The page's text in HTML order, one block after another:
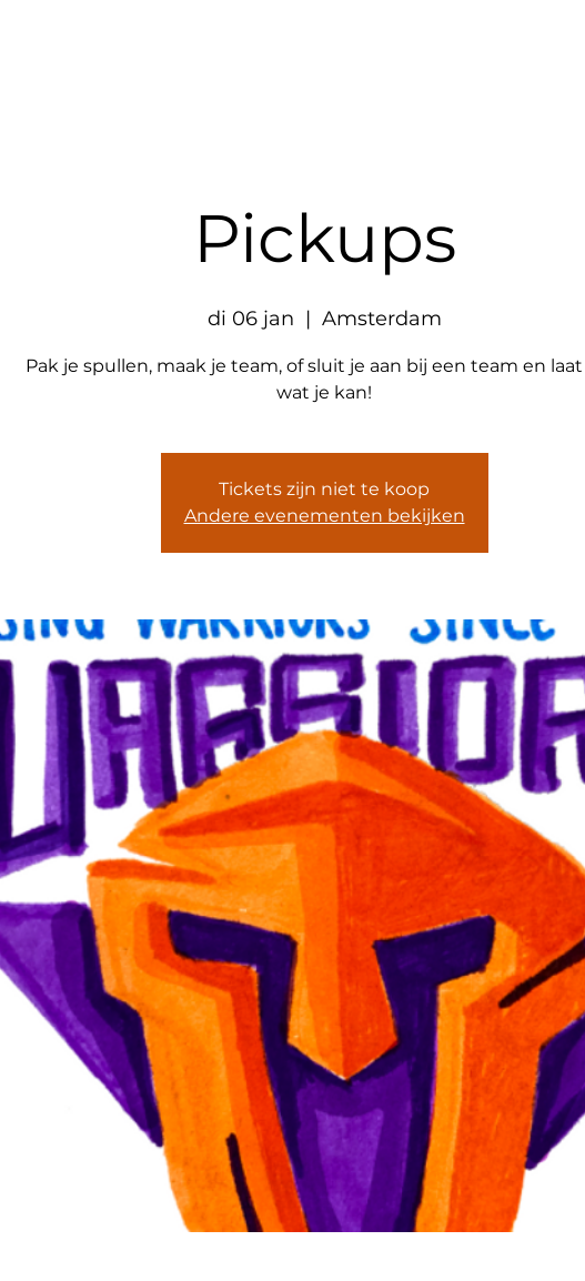
Pickups
di 06 jan
  |
Amsterdam
Pak je spullen, maak je team, of sluit je aan bij een team en
wat je kan!
Tickets zijn niet te koop
Andere evenementen bekijken